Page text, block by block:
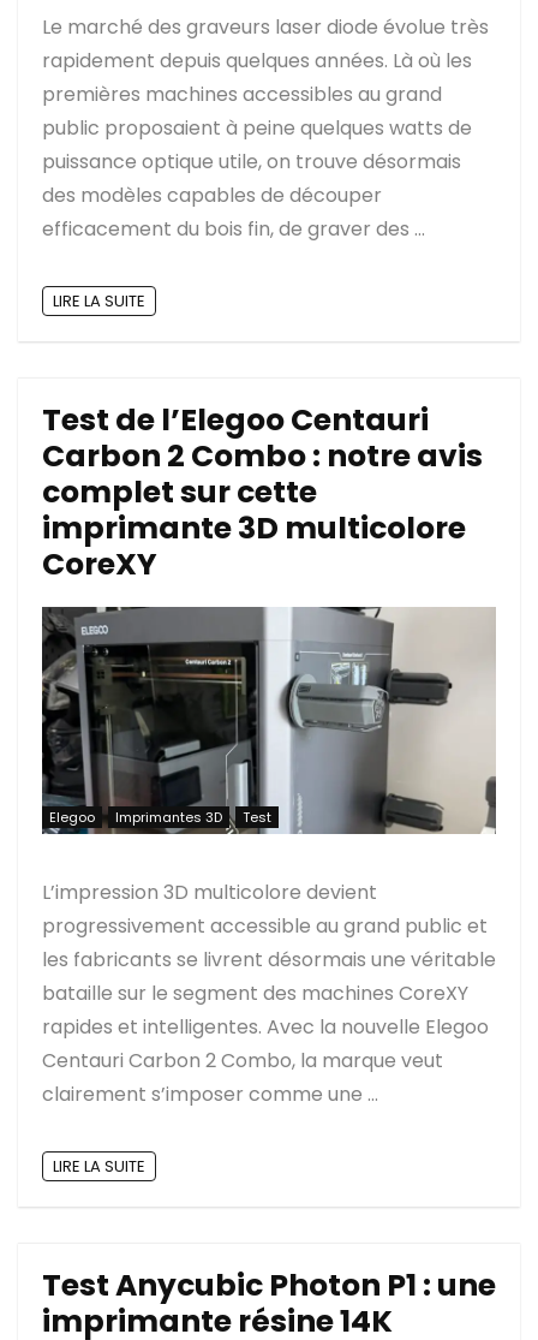
Le marché des graveurs laser diode évolue très
rapidement depuis quelques années. Là où les
premières machines accessibles au grand
public proposaient à peine quelques watts de
puissance optique utile, on trouve désormais
des modèles capables de découper
efficacement du bois fin, de graver des ...
LIRE LA SUITE
Test de l’Elegoo Centauri
Carbon 2 Combo : notre avis
complet sur cette
imprimante 3D multicolore
CoreXY
Elegoo Imprimantes 3D Test
L’impression 3D multicolore devient
progressivement accessible au grand public et
les fabricants se livrent désormais une véritable
bataille sur le segment des machines CoreXY
rapides et intelligentes. Avec la nouvelle Elegoo
Centauri Carbon 2 Combo, la marque veut
clairement s’imposer comme une ...
LIRE LA SUITE
Test Anycubic Photon P1 : une
imprimante résine 14K